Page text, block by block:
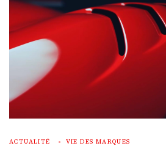
ACTUALITÉ VIE DES MARQUES